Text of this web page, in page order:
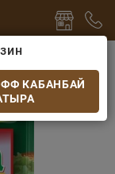
для
20гр
КАБАНБАЙ